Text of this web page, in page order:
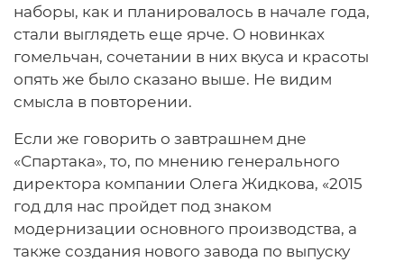
наборы, как и планировалось в начале года,
стали выглядеть еще ярче. О новинках
гомельчан, сочетании в них вкуса и красоты
опять же было сказано выше. Не видим
смысла в повторении.
Если же говорить о завтрашнем дне
«Спартака», то, по мнению генерального
директора компании Олега Жидкова, «2015
год для нас пройдет под знаком
модернизации основного производства, а
также создания нового завода по выпуску